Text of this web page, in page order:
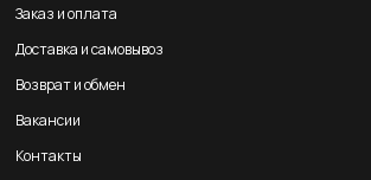
Заказ и оплата
Доставка и самовывоз
Возврат и обмен
Вакансии
Контакты